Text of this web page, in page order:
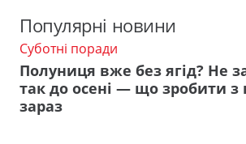
Популярні новини
Суботні поради
Полуниця вже без ягід? Не
так до осені — що зробити
зараз